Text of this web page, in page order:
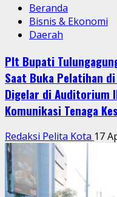
Beranda
Bisnis & Ekonomi
Daerah
Plt Bupati
Saat Buka Pelatihan
Digelar di Auditorium
Komunikasi Tenaga
Redaksi Pelita Kota 17